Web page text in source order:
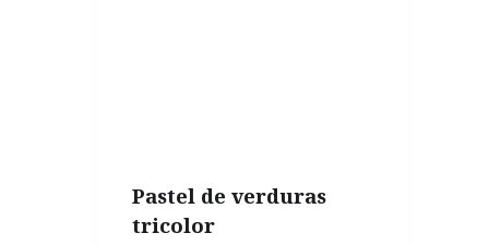
Pastel de verduras
tricolor